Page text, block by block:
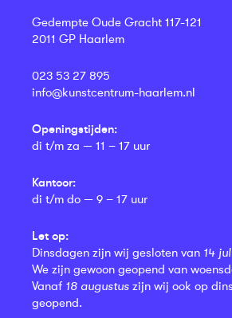
Gedempte Oude Gracht 117-121
2011 GP Haarlem
023 53 27 895
info@kunstcentrum-haarlem.nl
Openingstijden:
di t/m za — 11 – 17 uur
Kantoor:
di t/m do — 9 – 17 uur
Let op:
Dinsdagen zijn wij gesloten van 14
We zijn gewoon geopend van
Vanaf 18 augustus zijn wij ook op
geopend.